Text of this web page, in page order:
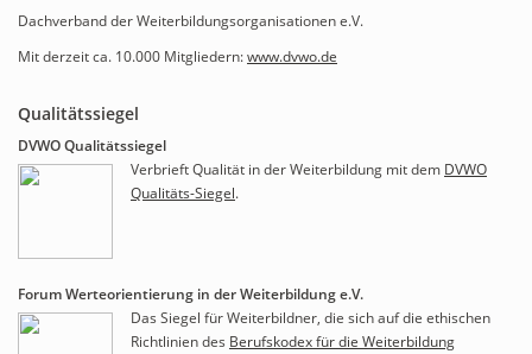
Dachverband der Weiterbildungsorganisationen e.V.
Mit derzeit ca. 10.000 Mitgliedern:www.dvwo.de
Qualitätssiegel
DVWO Qualitätssiegel
Verbrieft Qualität in der Weiterbildung mit dem DVWO
Qualitäts-Siegel.
Forum Werteorientierung in der Weiterbildung e.V.
Das Siegel für Weiterbildner, die sich auf die ethischen
Richtlinien des Berufskodex für die Weiterbildung